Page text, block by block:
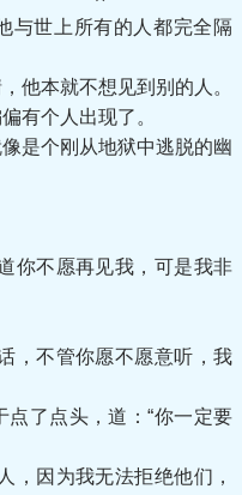
世上所有的人都完全隔
本就不想见到别的人。
个人出现了。
是个刚从地狱中逃脱的幽
不愿再见我，可是我非
不管你愿不愿意听，我
了点头，道：“你一定要
因为我无法拒绝他们，